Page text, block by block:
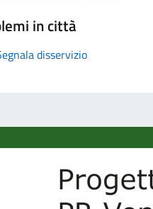
in città
disservizio